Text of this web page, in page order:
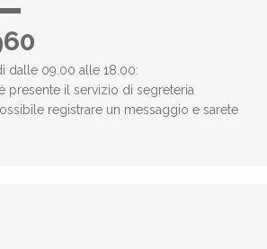
dalle 09.00 alle 18.00:
presente il servizio di segreteria
registrare un messaggio e sarete